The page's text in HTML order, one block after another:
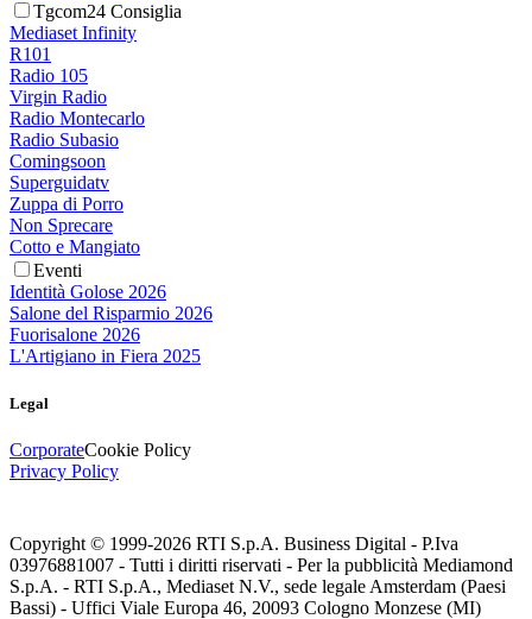
Tgcom24 Consiglia
Mediaset Infinity
R101
Radio 105
Virgin Radio
Radio Montecarlo
Radio Subasio
Comingsoon
Superguidatv
Zuppa di Porro
Non Sprecare
Cotto e Mangiato
Eventi
Identità Golose 2026
Salone del Risparmio 2026
Fuorisalone 2026
L'Artigiano in Fiera 2025
Legal
CorporateCookie Policy
Privacy Policy
Copyright © 1999-2026 RTI S.p.A. Business Digital - P.Iva
03976881007 - Tutti i diritti riservati - Per la pubblicità Mediamond
S.p.A. - RTI S.p.A., Mediaset N.V., sede legale Amsterdam (Paesi
Bassi) - Uffici Viale Europa 46, 20093 Cologno Monzese (MI)